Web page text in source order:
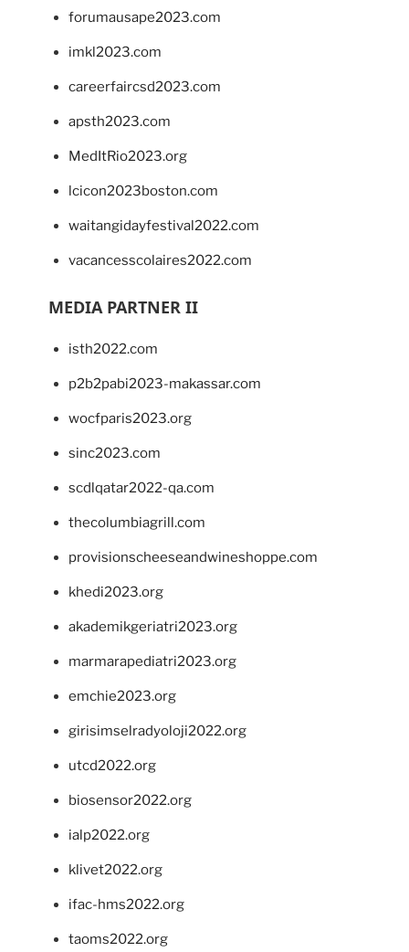
forumausape2023.com
imkl2023.com
careerfaircsd2023.com
apsth2023.com
MedItRio2023.org
lcicon2023boston.com
waitangidayfestival2022.com
vacancesscolaires2022.com
MEDIA PARTNER II
isth2022.com
p2b2pabi2023-makassar.com
wocfparis2023.org
sinc2023.com
scdlqatar2022-qa.com
thecolumbiagrill.com
provisionscheeseandwineshoppe.com
khedi2023.org
akademikgeriatri2023.org
marmarapediatri2023.org
emchie2023.org
girisimselradyoloji2022.org
utcd2022.org
biosensor2022.org
ialp2022.org
klivet2022.org
ifac-hms2022.org
taoms2022.org